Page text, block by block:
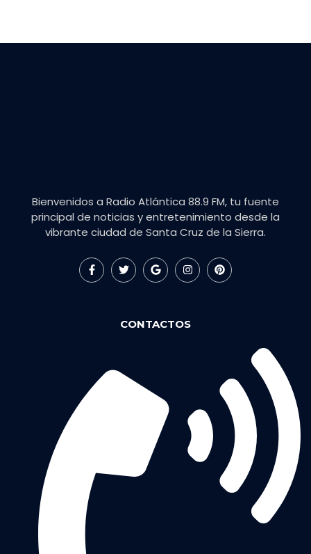
Bienvenidos a Radio Atlántica 88.9 FM, tu fuente
principal de noticias y entretenimiento desde la
vibrante ciudad de Santa Cruz de la Sierra.
CONTACTOS